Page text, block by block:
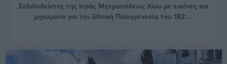
Σελιδοδείκτες της Ιεράς Μητροπόλεως Χίου με εικόνες και
μηνύματα για την Εθνική Παλιγγενεσία του 182 ...